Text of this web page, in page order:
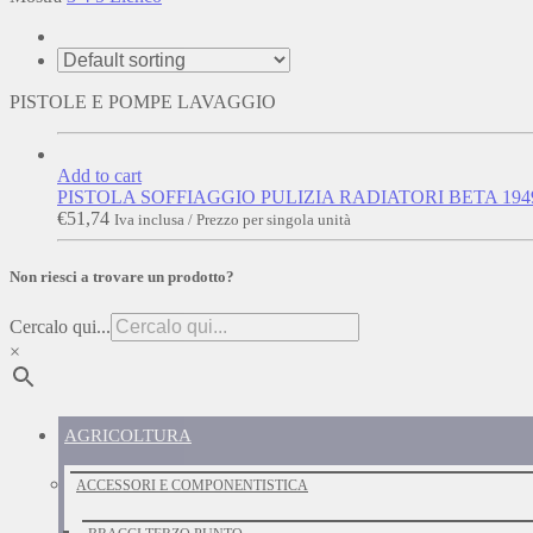
PISTOLE E POMPE LAVAGGIO
Add to cart
PISTOLA SOFFIAGGIO PULIZIA RADIATORI BETA
€51,74 Iva inclusa / Prezzo per singola unità
Non riesci a trovare un prodotto?
Cercalo qui...
×
AGRICOLTURA
ACCESSORI E COMPONENTISTICA